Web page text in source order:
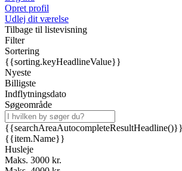
Opret profil
Udlej dit værelse
Tilbage til listevisning
Filter
Sortering
{{sorting.keyHeadlineValue}}
Nyeste
Billigste
Indflytningsdato
Søgeområde
{{searchAreaAutocompleteResultHeadline()}}
{{item.Name}}
Husleje
Maks. 3000 kr.